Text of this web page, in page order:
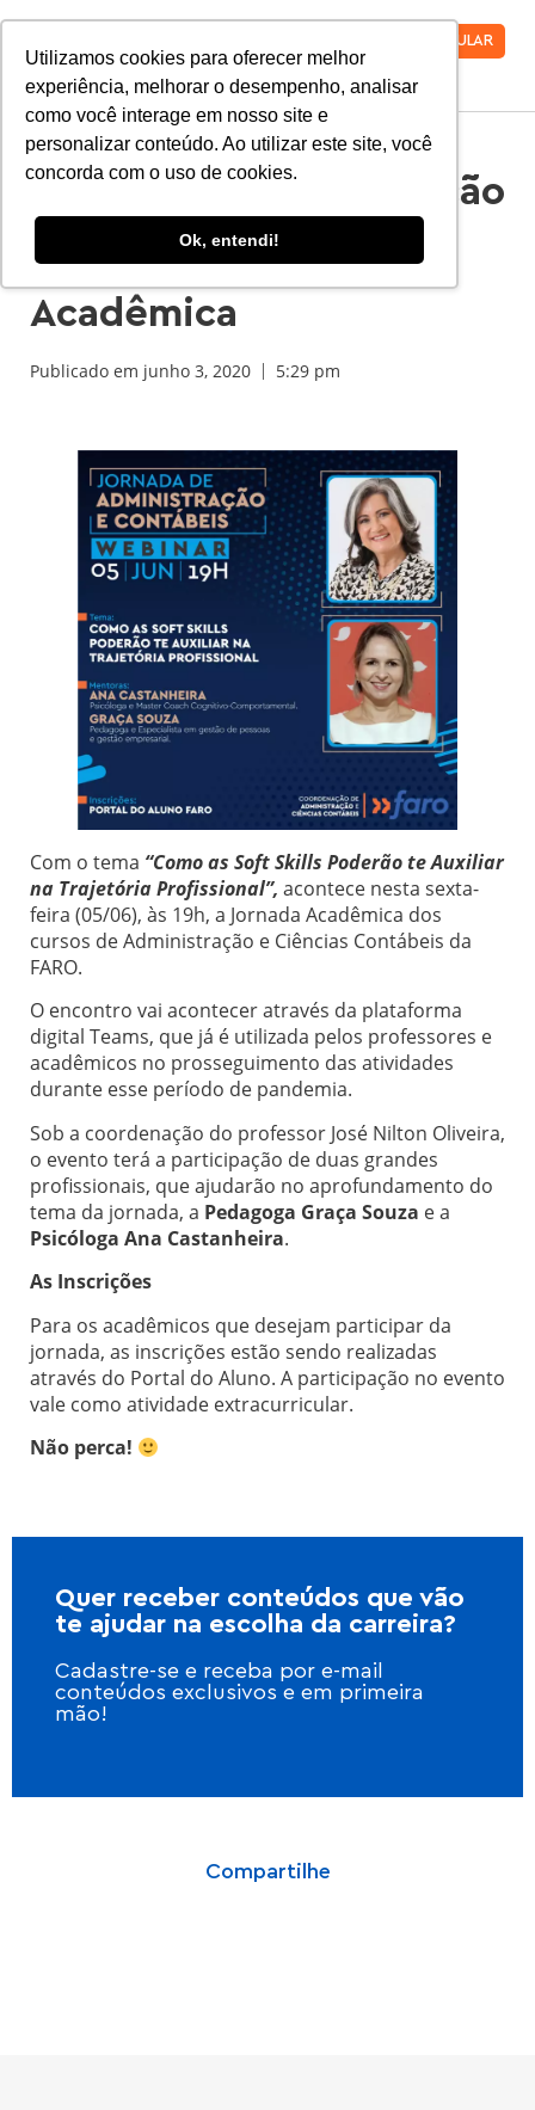
Utilizamos cookies para oferecer melhor
experiência, melhorar o desempenho, analisar
como você interage em nosso site e
personalizar conteúdo. Ao utilizar este site, você
concorda com o uso de cookies.
Ok, entendi!
VESTIBULAR
Cursos de Administração
e Ciências Contábeis
realizam Jornada
Acadêmica
Publicado em junho 3, 2020 5:29 pm
Com o tema “Como as Soft Skills Poderão te Auxiliar
na Trajetória Profissional”, acontece nesta sexta-
feira (05/06), às 19h, a Jornada Acadêmica dos
cursos de Administração e Ciências Contábeis da
FARO.
O encontro vai acontecer através da plataforma
digital Teams, que já é utilizada pelos professores e
acadêmicos no prosseguimento das atividades
durante esse período de pandemia.
Sob a coordenação do professor José Nilton Oliveira,
o evento terá a participação de duas grandes
profissionais, que ajudarão no aprofundamento do
tema da jornada, a Pedagoga Graça Souza e a
Psicóloga Ana Castanheira.
As Inscrições
Para os acadêmicos que desejam participar da
jornada, as inscrições estão sendo realizadas
através do Portal do Aluno. A participação no evento
vale como atividade extracurricular.
Não perca!
Quer receber conteúdos que vão
te ajudar na escolha da carreira?
Cadastre-se e receba por e-mail
conteúdos exclusivos e em primeira
mão!
Compartilhe